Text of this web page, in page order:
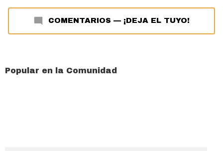
COMENTARIOS — ¡DEJA EL TUYO!
Popular en la Comunidad